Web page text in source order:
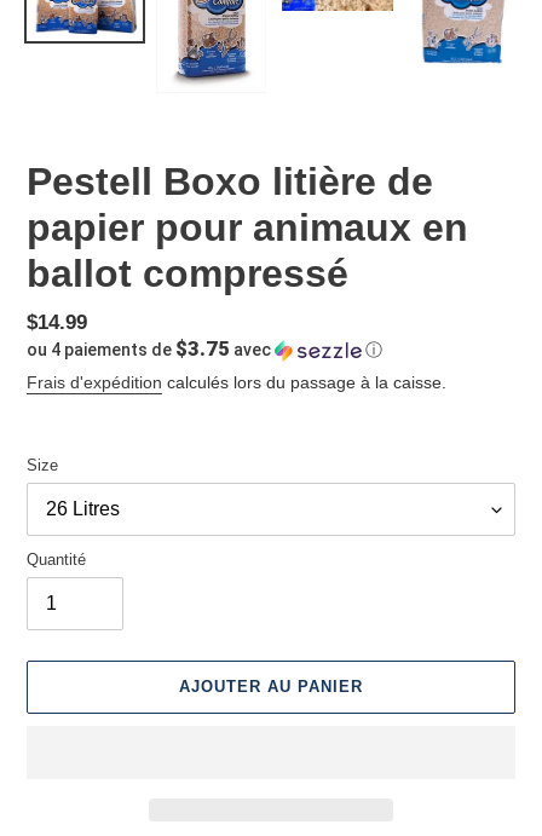
Pestell Boxo litière de
papier pour animaux en
ballot compressé
Prix
normal
$14.99
ou 4 paiements de $3.75 avec
ⓘ
Frais d'expédition calculés lors du passage à la caisse.
Size
Quantité
AJOUTER AU PANIER